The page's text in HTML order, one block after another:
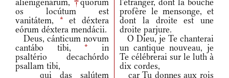
alienigenárum, †quorum
os locútum est
vanitátem, * et déxtera
eórum déxtera mendácii.
l'étranger, dont la bouche
profère le mensonge, et
dont la droite est une
droite parjure.
Deus, cánticum novum
cantábo tibi,* in
psaltério decachórdo
psallam tibi,
O Dieu, je Te chanterai
un cantique nouveau, je
Te célébrerai sur le luth à
dix cordes,
qui das salútem
car Tu donnes aux rois